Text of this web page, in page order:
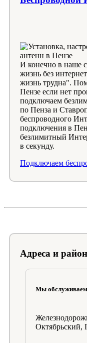
И конечно в наше
жизнь без
жизнь трудна".
Пензе если нет
подключаем
по Пенза и
беспроводного
подключения в
безлимитный
в секунду.
Подключаем
Адреса и
Мы
Октябрьский,